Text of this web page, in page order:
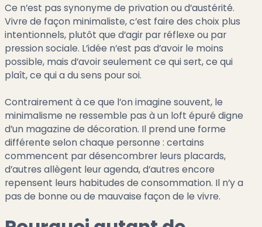
Ce n’est pas synonyme de privation ou d’austérité.
Vivre de façon minimaliste, c’est faire des choix plus
intentionnels, plutôt que d’agir par réflexe ou par
pression sociale. L’idée n’est pas d’avoir le moins
possible, mais d’avoir seulement ce qui sert, ce qui
plaît, ce qui a du sens pour soi.
Contrairement à ce que l’on imagine souvent, le
minimalisme ne ressemble pas à un loft épuré digne
d’un magazine de décoration. Il prend une forme
différente selon chaque personne : certains
commencent par désencombrer leurs placards,
d’autres allègent leur agenda, d’autres encore
repensent leurs habitudes de consommation. Il n’y a
pas de bonne ou de mauvaise façon de le vivre.